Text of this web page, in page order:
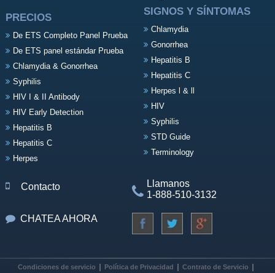
PRECIOS
De ETS Completo Panel Prueba
De ETS panel estándar Prueba
Chlamydia & Gonorrhea
Syphilis
HIV I & II Antibody
HIV Early Detection
Hepatitis B
Hepatitis C
Herpes
SIGNOS Y SÍNTOMAS
Chlamydia
Gonorrhea
Hepatitis B
Hepatitis C
Herpes l & ll
HIV
Syphilis
STD Guide
Terminology
Contacto
Llamanos
1-888-510-3132
CHATEA AHORA
Condiciones de servicio Política de Privacidad Contrato de Servicio